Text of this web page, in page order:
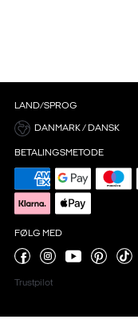
LAND/SPROG
DANMARK / DANSK
BETALINGSMETODE
FØLG MED
Trustpilot